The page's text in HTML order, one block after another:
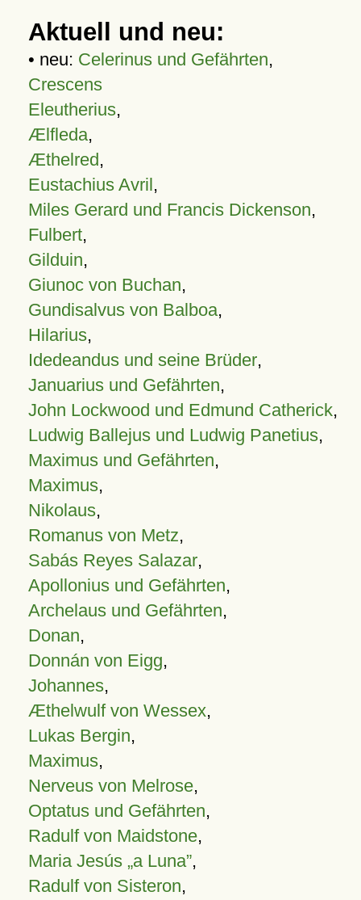
Aktuell und neu:
• neu: Celerinus und Gefährten,
Crescens
Eleutherius,
Ælfleda,
Æthelred,
Eustachius Avril,
Miles Gerard und Francis Dickenson,
Fulbert,
Gilduin,
Giunoc von Buchan,
Gundisalvus von Balboa,
Hilarius,
Idedeandus und seine Brüder,
Januarius und Gefährten,
John Lockwood und Edmund Catherick,
Ludwig Ballejus und Ludwig Panetius,
Maximus und Gefährten,
Maximus,
Nikolaus,
Romanus von Metz,
Sabás Reyes Salazar,
Apollonius und Gefährten,
Archelaus und Gefährten,
Donan,
Donnán von Eigg,
Johannes,
Æthelwulf von Wessex,
Lukas Bergin,
Maximus,
Nerveus von Melrose,
Optatus und Gefährten,
Radulf von Maidstone,
Maria Jesús „a Luna”,
Radulf von Sisteron,